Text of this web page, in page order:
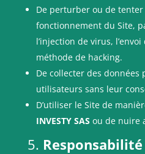
De perturber ou de
fonctionnement du Site,
l’injection de virus,
méthode de hacking.
De collecter des données
utilisateurs sans leur
D’utiliser le Site de
INVESTY SASou de nuire
5.